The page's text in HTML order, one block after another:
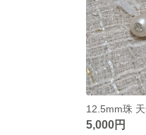
5,000円